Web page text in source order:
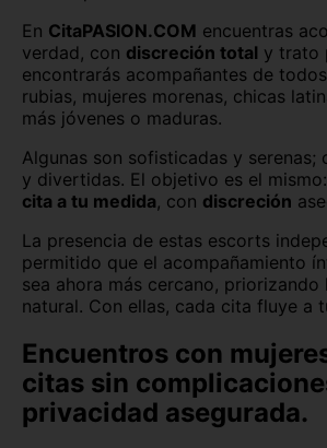
En CitaPASION.COM encuentras
verdad, con discreción total y trato
encontrarás acompañantes de
rubias, mujeres morenas, chicas
más jóvenes o maduras.
Algunas son sofisticadas y serenas;
y divertidas. El objetivo es el
cita a tu medida, con discreción
La presencia de estas escorts
permitido que el acompañamiento
sea ahora más cercano, priorizando
natural. Con ellas, cada cita fluye a
Encuentros con
citas sin
privacidad asegurada.